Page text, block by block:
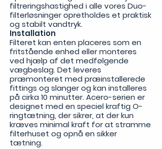
filtreringshastighed i alle vores Duo-
filterløsninger opretholdes et praktisk
og stabilt vandtryk.
Installation
Filteret kan enten placeres som en
fritstående enhed eller monteres
ved hjælp af det medfølgende
vægbeslag. Det leveres
præmonteret med præinstallerede
fittings og slanger og kan installeres
på cirka 10 minutter. Acero-serien er
designet med en speciel kraftig O-
ringtætning, der sikrer, at der kun
kræves minimal kraft for at stramme
filterhuset og opnå en sikker
tætning.